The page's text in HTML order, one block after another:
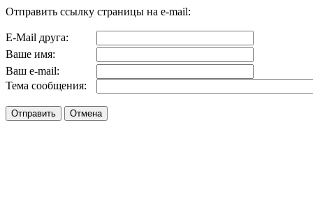
Отправить ссылку страницы на e-mail:
E-Mail друга:
Ваше имя:
Ваш e-mail:
Тема сообщения: